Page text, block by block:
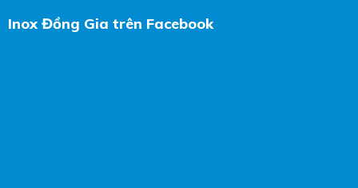
Inox Đồng Gia trên Facebook